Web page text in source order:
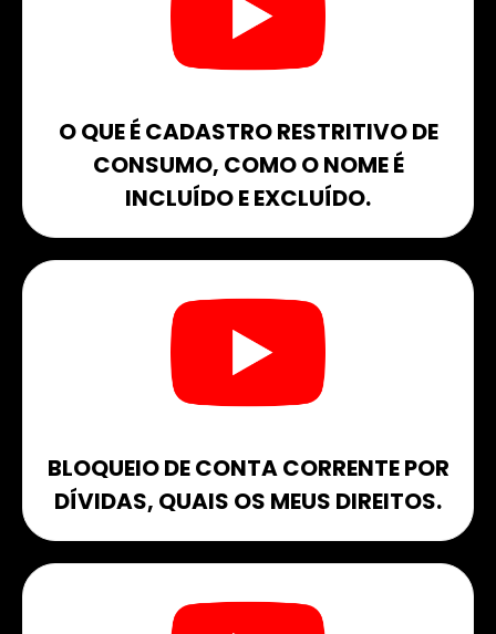
O QUE É CADASTRO RESTRITIVO DE
CONSUMO, COMO O NOME É
INCLUÍDO E EXCLUÍDO.​
BLOQUEIO DE CONTA CORRENTE POR
DÍVIDAS, QUAIS OS MEUS DIREITOS.​